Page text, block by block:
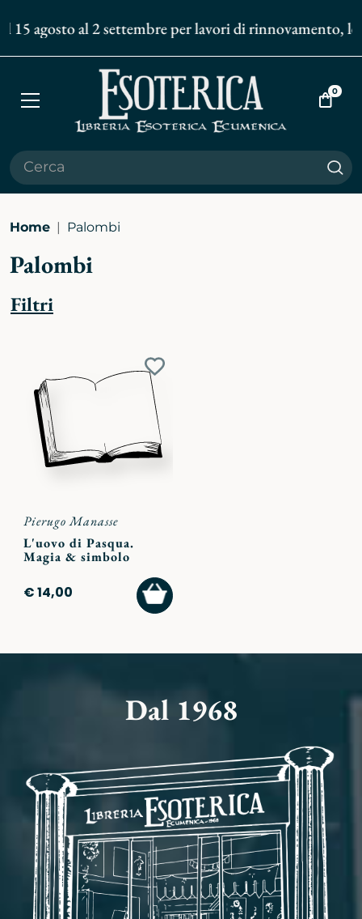
15 agosto al 2 settembre per lavori di rinnovamento,
Apri
Vai
0
Home Palombi
Palombi
Filtri
Aggiungi
ai
preferiti
Pierugo Manasse
L'uovo di Pasqua.
Magia & simbolo
€ 14,00
AGGIUNGI
AL
CARRELLO
Dal 1968